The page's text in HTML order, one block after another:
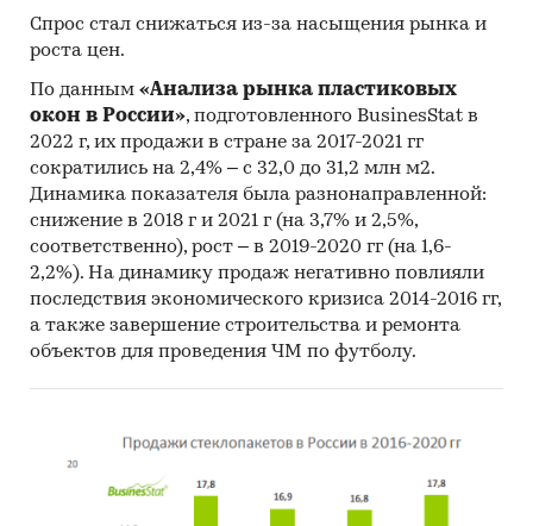
Спрос стал снижаться из-за насыщения рынка и
роста цен.
По данным «Анализа рынка пластиковых
окон в России», подготовленного BusinesStat в
2022 г, их продажи в стране за 2017-2021 гг
сократились на 2,4% – с 32,0 до 31,2 млн м2.
Динамика показателя была разнонаправленной:
снижение в 2018 г и 2021 г (на 3,7% и 2,5%,
соответственно), рост – в 2019-2020 гг (на 1,6-
2,2%). На динамику продаж негативно повлияли
последствия экономического кризиса 2014-2016 гг,
а также завершение строительства и ремонта
объектов для проведения ЧМ по футболу.